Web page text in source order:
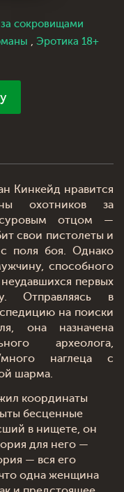
сокровищами
, Эротика 18+
Кинкейд нравится
охотников за
суровым отцом —
свои пистолеты и
поля боя. Однако
способного
первых
Отправляясь в
на поиски
она назначена
археолога,
наглеца с
шарма.
координаты
бесценные
в нищете, он
для него —
— вся его
одна женщина